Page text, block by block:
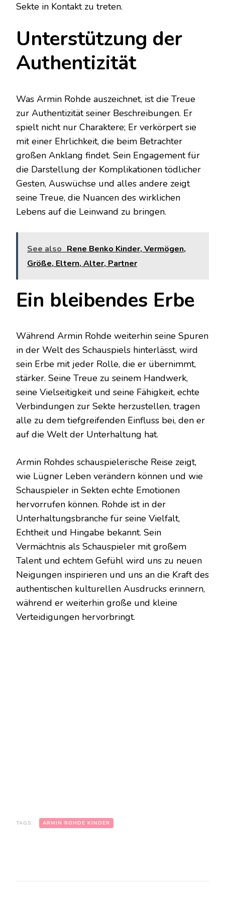
Sekte in Kontakt zu treten.
Unterstützung der
Authentizität
Was Armin Rohde auszeichnet, ist die Treue
zur Authentizität seiner Beschreibungen. Er
spielt nicht nur Charaktere; Er verkörpert sie
mit einer Ehrlichkeit, die beim Betrachter
großen Anklang findet. Sein Engagement für
die Darstellung der Komplikationen tödlicher
Gesten, Auswüchse und alles andere zeigt
seine Treue, die Nuancen des wirklichen
Lebens auf die Leinwand zu bringen.
See also Rene Benko Kinder, Vermögen,
Größe, Eltern, Alter, Partner
Ein bleibendes Erbe
Während Armin Rohde weiterhin seine Spuren
in der Welt des Schauspiels hinterlässt, wird
sein Erbe mit jeder Rolle, die er übernimmt,
stärker. Seine Treue zu seinem Handwerk,
seine Vielseitigkeit und seine Fähigkeit, echte
Verbindungen zur Sekte herzustellen, tragen
alle zu dem tiefgreifenden Einfluss bei, den er
auf die Welt der Unterhaltung hat.
Armin Rohdes schauspielerische Reise zeigt,
wie Lügner Leben verändern können und wie
Schauspieler in Sekten echte Emotionen
hervorrufen können. Rohde ist in der
Unterhaltungsbranche für seine Vielfalt,
Echtheit und Hingabe bekannt. Sein
Vermächtnis als Schauspieler mit großem
Talent und echtem Gefühl wird uns zu neuen
Neigungen inspirieren und uns an die Kraft des
authentischen kulturellen Ausdrucks erinnern,
während er weiterhin große und kleine
Verteidigungen hervorbringt.
TAGS: ARMIN ROHDE KINDER